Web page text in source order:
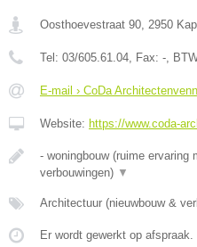
Oosthoevestraat 90 2950
Tel: 03/605.61.04 , Fax: - ,
E-mail › CoDa
Website: https://www.coda-
- woningbouw (ruime ervaring
verbouwingen) ▼
Architectuur (nieuwbouw &
Er wordt gewerkt op afspraak.